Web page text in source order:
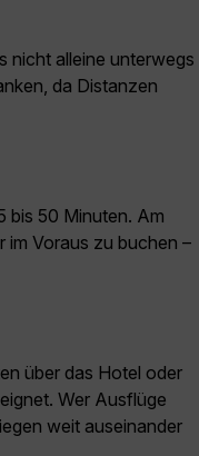
nicht alleine unterwegs
da Distanzen
bis 50 Minuten. Am
im Voraus zu buchen –
über das Hotel oder
Wer Ausflüge
weit auseinander